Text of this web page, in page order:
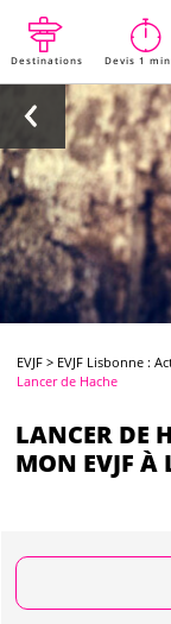
Destinations Devis 1
EVJF > EVJF Lisbonne :
Lancer de Hache
LANCER DE
MON EVJF À